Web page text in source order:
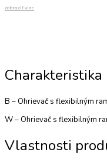
zobraziť viac
Charakteristika
B – Ohrievač s flexibilným
W – Ohrievač s flexibilným
Vlastnosti